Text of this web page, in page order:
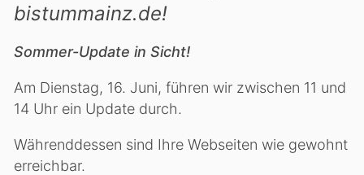
bistummainz.de!
Sommer-Update in Sicht!
Am Dienstag, 16. Juni, führen wir zwischen 11 und
14 Uhr ein Update durch.
Währenddessen sind Ihre Webseiten wie gewohnt
erreichbar.